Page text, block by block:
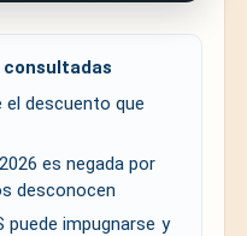
el descuento que
es negada por
desconocen
puede impugnarse y